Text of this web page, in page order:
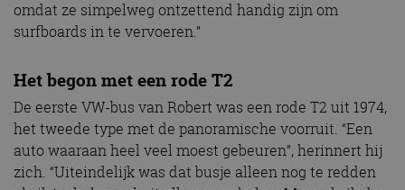
omdat ze simpelweg ontzettend handig zijn om
surfboards in te vervoeren.”
Het begon met een rode T2
De eerste VW-bus van Robert was een rode T2 uit 1974,
het tweede type met de panoramische voorruit. “Een
auto waaraan heel veel moest gebeuren”, herinnert hij
zich. “Uiteindelijk was dat busje alleen nog te redden